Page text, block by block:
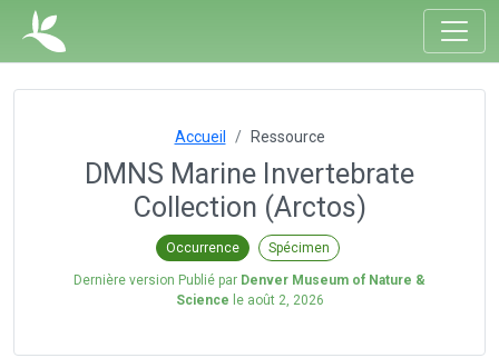
Accueil Ressource
DMNS Marine Invertebrate
Collection (Arctos)
Occurrence Spécimen
Dernière version Publié par Denver Museum of Nature &
Science le août 2, 2026